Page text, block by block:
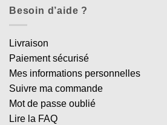
Besoin d’aide ?
Livraison
Paiement sécurisé
Mes informations personnelles
Suivre ma commande
Mot de passe oublié
Lire la FAQ